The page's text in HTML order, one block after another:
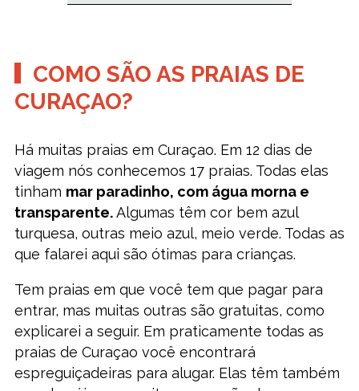
COMO SÃO AS PRAIAS DE
CURAÇAO?
Há muitas praias em Curaçao. Em 12 dias de
viagem nós conhecemos 17 praias. Todas elas
tinham mar paradinho, com água morna e
transparente.Algumas têm cor bem azul
turquesa, outras meio azul, meio verde. Todas as
que falarei aqui são ótimas para crianças.
Tem praias em que você tem que pagar para
entrar, mas muitas outras são gratuitas, como
explicarei a seguir. Em praticamente todas as
praias de Curaçao você encontrará
espreguiçadeiras para alugar. Elas têm também